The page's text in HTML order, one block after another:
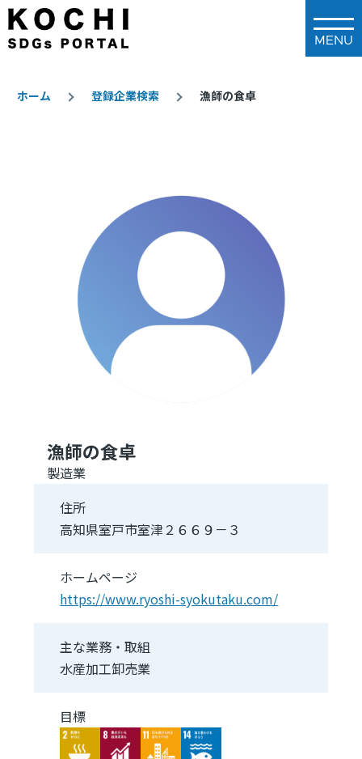
メインコンテンツに移動
ホーム 登録企業検索 漁師の食卓
漁師の食卓
製造業
住所
高知県室戸市室津２６６９－３
ホームページ
https://www.ryoshi-syokutaku.com/
主な業務・取組
水産加工卸売業
目標
Image
Image Image Image